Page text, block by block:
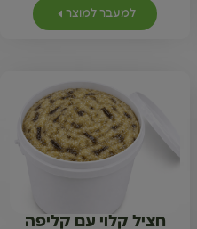
למעבר למוצר
חציל קלוי עם קליפה